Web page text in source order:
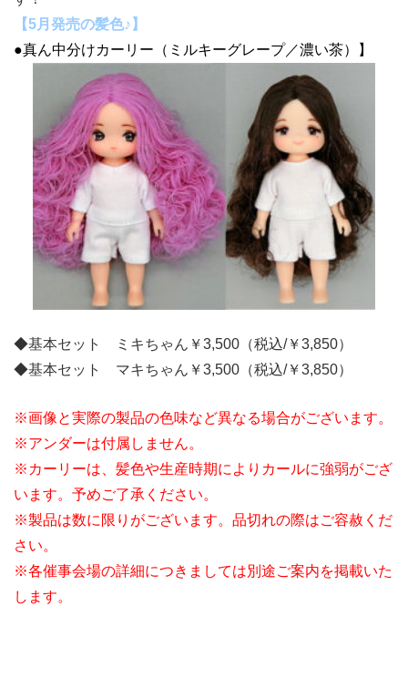
【5月発売の髪色♪】
●真ん中分けカーリー（ミルキーグレープ／濃い茶）】
◆基本セット ミキちゃん￥3,500（税込/￥3,850）
◆基本セット マキちゃん￥3,500（税込/￥3,850）
※画像と実際の製品の色味など異なる場合がございます。
※アンダーは付属しません。
※カーリーは、髪色や生産時期によりカールに強弱がござ
います。予めご了承ください。
※製品は数に限りがございます。品切れの際はご容赦くだ
さい。
※各催事会場の詳細につきましては別途ご案内を掲載いた
します。